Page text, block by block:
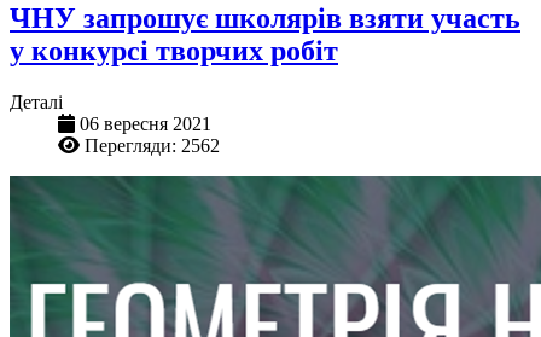
ЧНУ запрошує школярів взяти участь
у конкурсі творчих робіт
Деталі
06 вересня 2021
Перегляди: 2562